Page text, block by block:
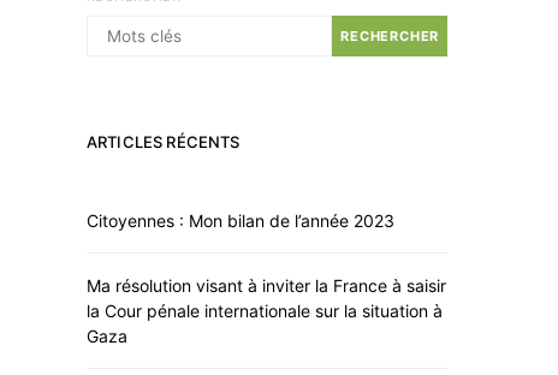
RECHERCHER
ARTICLES RÉCENTS
Citoyennes : Mon bilan de l’année 2023
Ma résolution visant à inviter la France à saisir
la Cour pénale internationale sur la situation à
Gaza